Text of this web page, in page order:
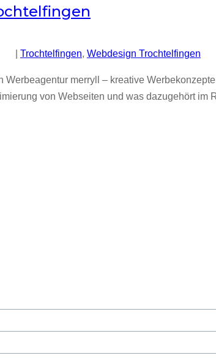
Trochtelfingen, Webdesign Trochtelfingen
Werbeagentur merryll – kreative
von Webseiten und was dazugehört im